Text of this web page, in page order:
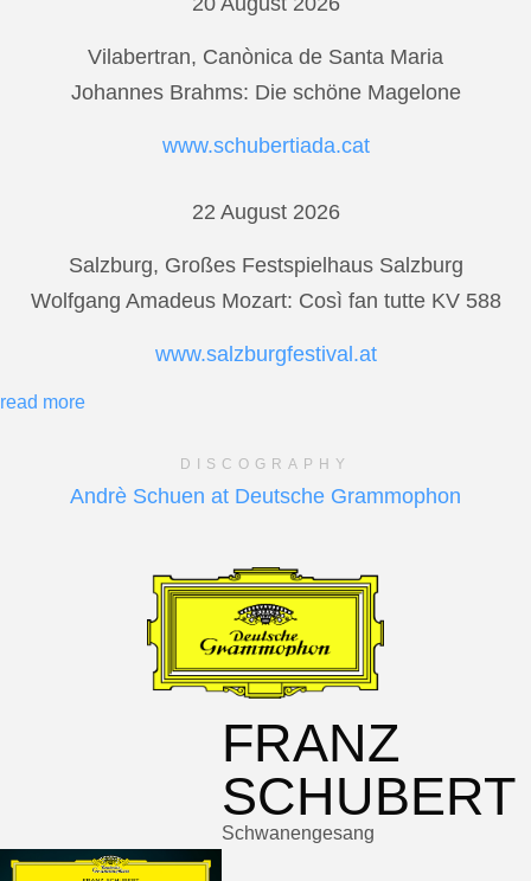
Vilabertran, Canònica de Santa Maria
Johannes Brahms: Die schöne Magelone
www.schubertiada.cat
22 August 2026
Salzburg, Großes Festspielhaus Salzburg
Wolfgang Amadeus Mozart: Così fan tutte KV 588
www.salzburgfestival.at
read more
DISCOGRAPHY
Andrè Schuen at Deutsche Grammophon
FRANZ
SCHUBERT
Schwanengesang